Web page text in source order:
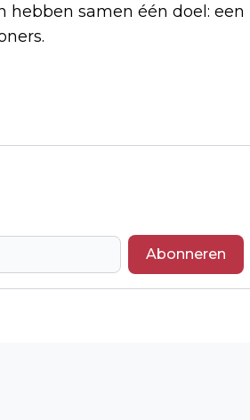
hebben samen één doel: een
Abonneren
LEVEN!